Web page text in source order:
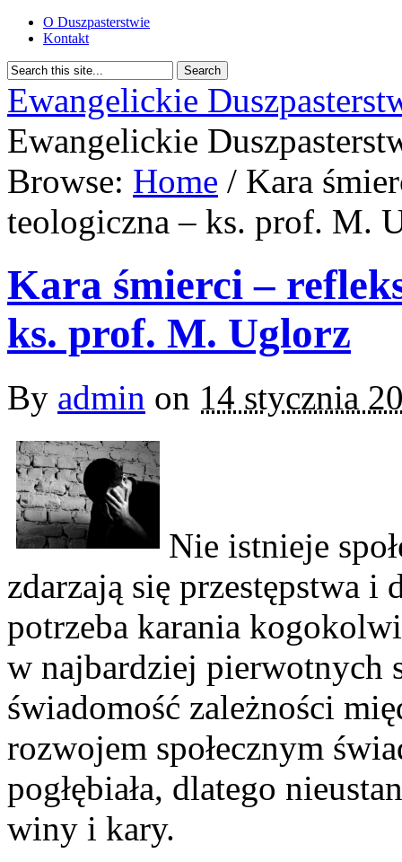
O Duszpasterstwie
Kontakt
Ewangelickie
Ewangelickie
Browse: Home / Kara
teologiczna – ks. prof. M.
Kara śmierci –
ks. prof. M. Uglorz
By admin on 14 stycznia
Nie istnieje
zdarzają się przestępstwa
potrzeba karania
w najbardziej pierwotnych
świadomość zależności
rozwojem społecznym
pogłębiała, dlatego
winy i kary.